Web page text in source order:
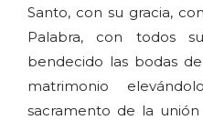
Santo, con su gracia,
Palabra, con todos
bendecido las bodas
matrimonio
sacramento de la